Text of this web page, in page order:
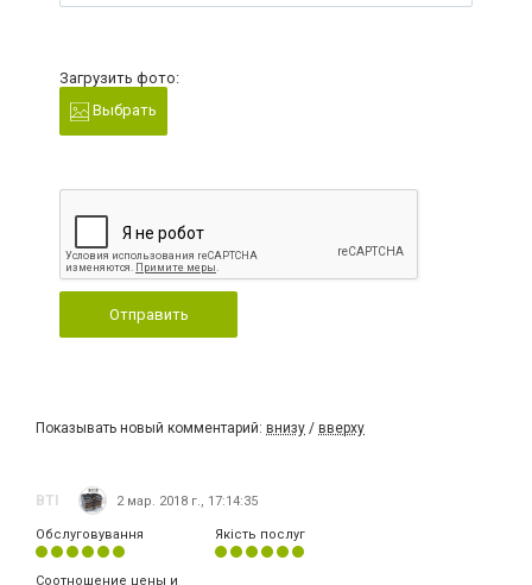
Загрузить фото:
Выбрать
Отправить
Показывать новый комментарий: внизу / вверху
BTI 2 мар. 2018 г., 17:14:35
Обслуговування Якість послуг
Соотношение цены и